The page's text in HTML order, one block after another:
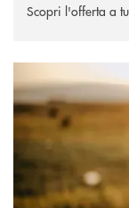
Scopri l'offerta a